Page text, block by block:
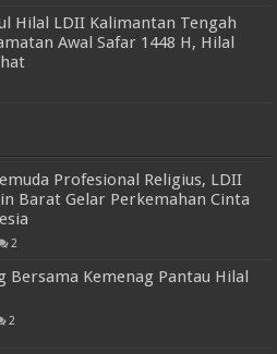
Hilal LDII Kalimantan Tengah
Awal Safar 1448 H, Hilal
Profesional Religius, LDII
Barat Gelar Perkemahan Cinta
2
Bersama Kemenag Pantau Hilal
2